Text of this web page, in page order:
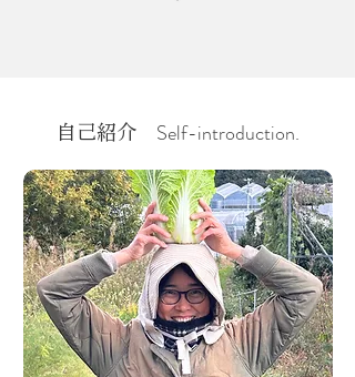
自己紹介 Self-introduction.